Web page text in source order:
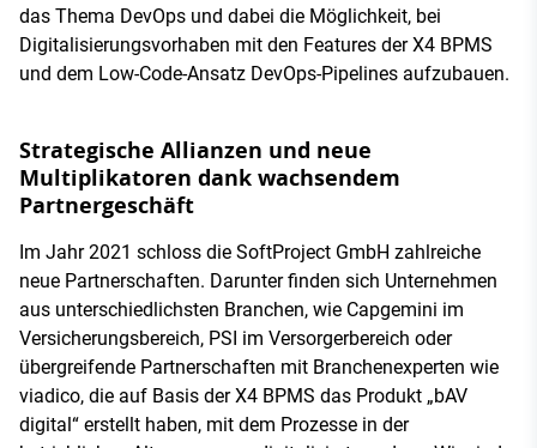
das Thema DevOps und dabei die Möglichkeit, bei
Digitalisierungsvorhaben mit den Features der X4 BPMS
und dem Low-Code-Ansatz DevOps-Pipelines aufzubauen.
Strategische Allianzen und neue
Multiplikatoren dank wachsendem
Partnergeschäft
Im Jahr 2021 schloss die SoftProject GmbH zahlreiche
neue Partnerschaften. Darunter finden sich Unternehmen
aus unterschiedlichsten Branchen, wie Capgemini im
Versicherungsbereich, PSI im Versorgerbereich oder
übergreifende Partnerschaften mit Branchenexperten wie
viadico, die auf Basis der X4 BPMS das Produkt „bAV
digital“ erstellt haben, mit dem Prozesse in der